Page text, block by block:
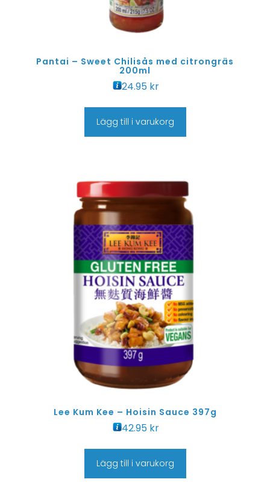
Pantai – Sweet Chilisås med citrongräs
200ml
24.95 kr
Lägg till i varukorg
Lee Kum Kee – Hoisin Sauce 397g
42.95 kr
Lägg till i varukorg